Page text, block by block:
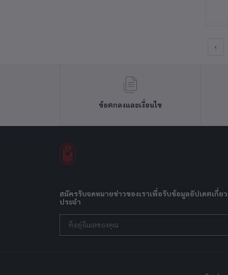
‹
ข้อตกลงและเงื่อนไข
สมัครรับจดหมายข่าวของเราเพื่อรับข้อมูลอัปเดตเกี่ย
ประจำ